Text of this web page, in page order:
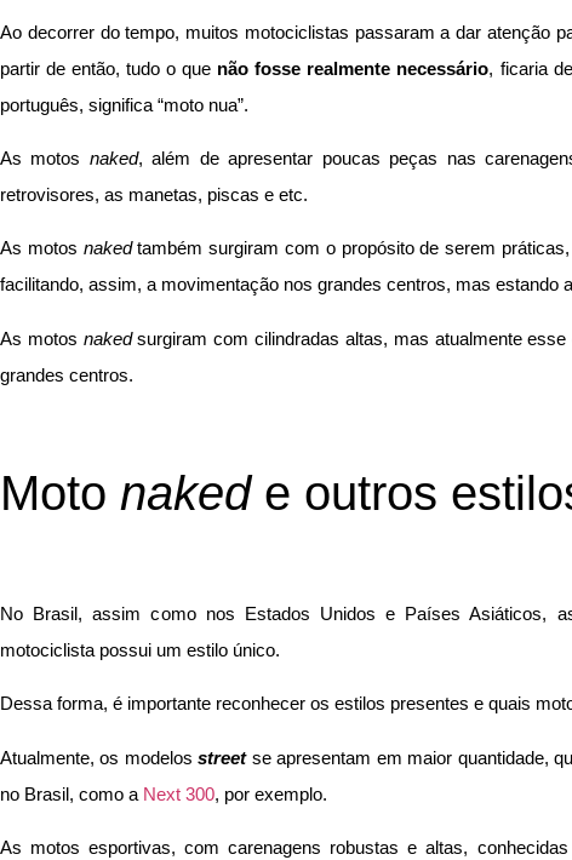
Ao decorrer do tempo, muitos motociclistas passaram a dar atenção
partir de então, tudo o que não fosse realmente necessário, ficaria
português, significa “moto nua”.
As motos naked, além de apresentar poucas peças nas
retrovisores, as manetas, piscas e etc.
As motos nakedtambém surgiram com o propósito de serem
facilitando, assim, a movimentação nos grandes centros, mas estando
As motos nakedsurgiram com cilindradas altas, mas atualmente
grandes centros.
Moto nakede outros
No Brasil, assim como nos Estados Unidos e Países Asiáticos,
motociclista possui um estilo único.
Dessa forma, é importante reconhecer os estilos presentes e quais
Atualmente, os modelosstreetse apresentam em maior quantidade,
no Brasil, como a Next 300, por exemplo.
As motos esportivas, com carenagens robustas e altas,